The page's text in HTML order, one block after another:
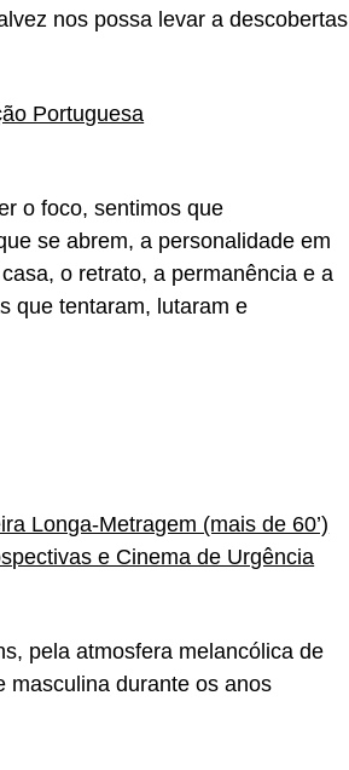
nos possa levar a descobertas
Portuguesa
o foco, sentimos que
se abrem, a personalidade em
o retrato, a permanência e a
que tentaram, lutaram e
Longa-Metragem (mais de 60’)
e Cinema de Urgência
pela atmosfera melancólica de
masculina durante os anos